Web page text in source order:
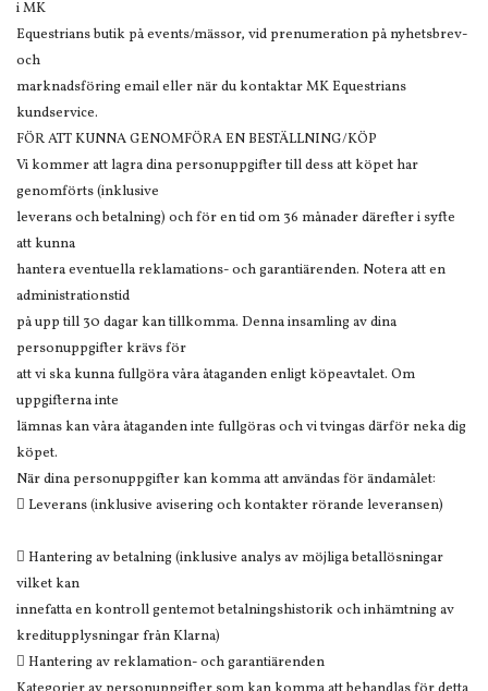
i MK
Equestrians butik på events/mässor, vid prenumeration på nyhetsbrev-
och
marknadsföring email eller när du kontaktar MK Equestrians
kundservice.
FÖR ATT KUNNA GENOMFÖRA EN BESTÄLLNING/KÖP
Vi kommer att lagra dina personuppgifter till dess att köpet har
genomförts (inklusive
leverans och betalning) och för en tid om 36 månader därefter i syfte
att kunna
hantera eventuella reklamations- och garantiärenden. Notera att en
administrationstid
på upp till 30 dagar kan tillkomma. Denna insamling av dina
personuppgifter krävs för
att vi ska kunna fullgöra våra åtaganden enligt köpeavtalet. Om
uppgifterna inte
lämnas kan våra åtaganden inte fullgöras och vi tvingas därför neka dig
köpet.
När dina personuppgifter kan komma att användas för ändamålet:
 Leverans (inklusive avisering och kontakter rörande leveransen)
 Hantering av betalning (inklusive analys av möjliga betallösningar
vilket kan
innefatta en kontroll gentemot betalningshistorik och inhämtning av
kreditupplysningar från Klarna)
 Hantering av reklamation- och garantiärenden